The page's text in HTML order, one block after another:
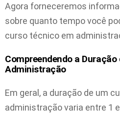
Agora forneceremos
sobre quanto tempo você
curso técnico em
Compreendendo a
Administração
Em geral, a duração de um
administração varia entre 1